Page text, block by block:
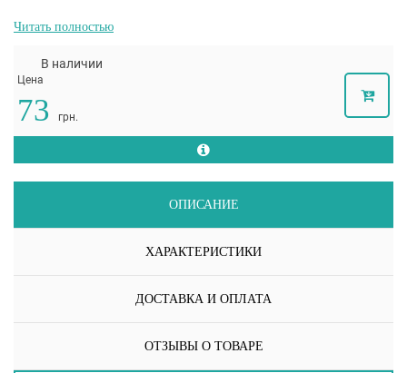
Читать полностью
В наличии
Цена
73 грн.
ОПИСАНИЕ
ХАРАКТЕРИСТИКИ
ДОСТАВКА И ОПЛАТА
ОТЗЫВЫ О ТОВАРЕ